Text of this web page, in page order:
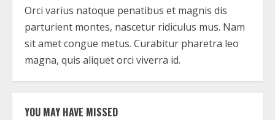
Orci varius natoque penatibus et magnis dis
parturient montes, nascetur ridiculus mus. Nam
sit amet congue metus. Curabitur pharetra leo
magna, quis aliquet orci viverra id.
YOU MAY HAVE MISSED